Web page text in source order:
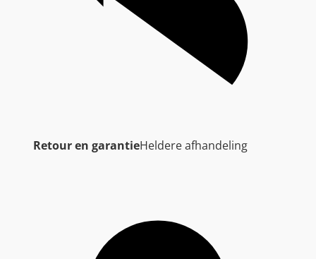
Retour en garantieHeldere afhandeling